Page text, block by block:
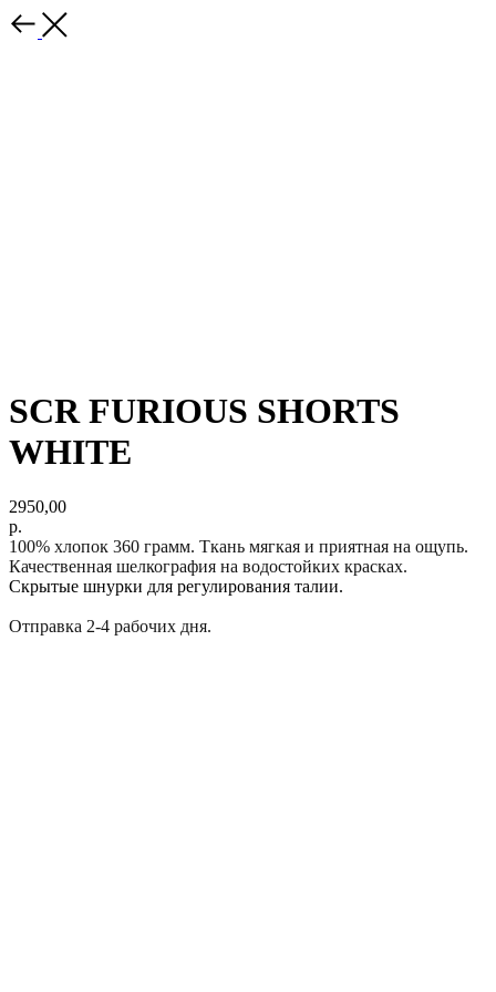
SCR FURIOUS SHORTS
WHITE
2950,00
р.
100% хлопок 360 грамм. Ткань мягкая и приятная на ощупь.
Качественная шелкография на водостойких красках.
Скрытые шнурки для регулирования талии.
Отправка 2-4 рабочих дня.